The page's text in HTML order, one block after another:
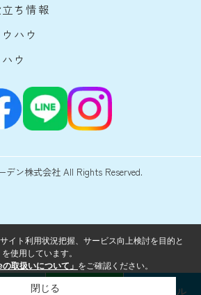
店予約 メール
ち情報
ハウ
ウ
デン株式会社 All Rights Reserved.
イト利用状況把握、サービス向上検討を目的と
使用しています。
の取扱いについて」 をご確認ください。
閉じる